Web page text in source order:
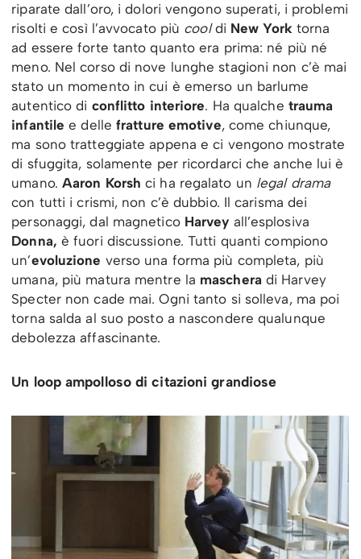
riparate dall’oro, i dolori vengono superati, i problemi
risolti e così l’avvocato più cooldi New Yorktorna
ad essere forte tanto quanto era prima: né più né
meno. Nel corso di nove lunghe stagioni non c’è mai
stato un momento in cui è emerso un barlume
autentico di conflitto interiore. Ha qualche trauma
infantile e dellefratture emotive, come chiunque,
ma sono tratteggiate appena e ci vengono mostrate
di sfuggita, solamente per ricordarci che anche lui è
umano. Aaron Korsh ci ha regalato un legal drama
con tutti i crismi, non c’è dubbio. Il carisma dei
personaggi, dal magnetico Harvey all’esplosiva
Donna, è fuori discussione. Tutti quanti compiono
un’evoluzione verso una forma più completa, più
umana, più matura mentre la maschera di Harvey
Specter non cade mai. Ogni tanto si solleva, ma poi
torna salda al suo posto a nascondere qualunque
debolezza affascinante.
Un loop ampolloso di citazioni grandiose